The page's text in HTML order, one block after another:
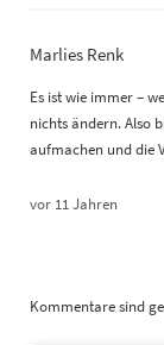
Marlies Renk
Es ist wie immer –
nichts ändern. Also
aufmachen und die
vor 11 Jahren
Kommentare sind